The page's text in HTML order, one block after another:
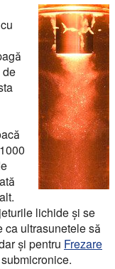
de
lichide și se
ca ultrasunetele să
și pentru Frezare